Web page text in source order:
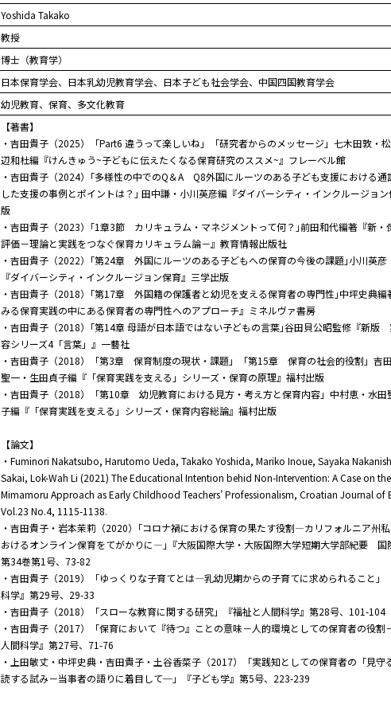
Yoshida Takako
教授
博士（教育学）
日本保育学会、日本乳幼児教育学会、日本子ども社会学会、中国四国教育学会
幼児教育、保育、多文化教育
【著書】
・吉田貴子（2025）「Part6 違うって楽しいね」「研究者からのメッセージ」七木田敦・
辺和杜編『けんきゅう~子どもに伝えたくなる保育研究のススメ~』フレーベル館
・吉田貴子（2024）｢多様性の中でのQ＆A Q8外国にルーツのある子ども支援における通
した支援の事例とポイントは？｣ 田中謙・小川英彦編『ダイバーシティ・インクルージョ
版
・吉田貴子（2023）｢1章3節 カリキュラム・マネジメントって何？｣前田和代編著『新・
評価－理論と実践をつなぐ保育カリキュラム論－』教育情報出版社
・吉田貴子（2022）｢第24章 外国にルーツのある子どもへの保育の今後の課題｣小川英彦
『ダイバーシティ・インクルージョン保育』三学出版
・吉田貴子（2018）｢第17章 外国籍の保護者と幼児を支える保育者の専門性｣中坪史典編
みる保育実践の中にある保育者の専門性へのアプローチ』ミネルヴァ書房
・吉田貴子（2018）｢第14章 母語が日本語ではない子どもの言葉｣谷田貝公昭監修『新版
容シリーズ4「言葉」』一藝社
・吉田貴子（2018）「第3章 保育制度の現状・課題」「第15章 保育の社会的役割」吉
聖一・生田貞子編『「保育実践を支える」シリーズ・保育の原理』福村出版
・吉田貴子（2018）「第10章 幼児教育における見方・考え方と保育内容」中村恵・水田
子編『「保育実践を支える」シリーズ・保育内容総論』福村出版
【論文】
・Fuminori Nakatsubo, Harutomo Ueda, Takako Yoshida, Mariko Inoue, Sayaka
Sakai, Lok-Wah Li (2021) The Educational Intention behid Non-Intervention: A Case on
Mimamoru Approach as Early Childhood Teachers’ Professionalism, Croatian Journal of
Vol.23 No.4, 1115-1138.
・吉田貴子・岩本茉莉（2020）｢コロナ禍における保育の果たす役割―カリフォルニア州
おけるオンライン保育をてがかりに―｣『大阪国際大学・大阪国際大学短期大学部紀要 国
第34巻第1号、73-82
・吉田貴子（2019）「ゆっくりな子育てとは―乳幼児期からの子育てに求められること」
科学』第29号、29-33
・吉田貴子（2018）「スローな教育に関する研究」『福祉と人間科学』第28号、101-104
・吉田貴子（2017）「保育において『待つ』ことの意味－人的環境としての保育者の役割
人間科学』第27号、71-76
・上田敏丈・中坪史典・吉田貴子・土谷香菜子（2017）「実践知としての保育者の「見守
読する試み－当事者の語りに着目して─」『子ども学』第5号、223-239